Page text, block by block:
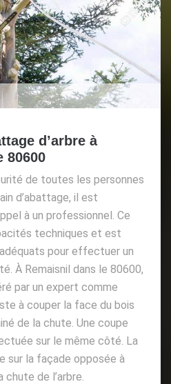
d’arbre à
80600
de toutes les personnes
d’abattage, il est
à un professionnel. Ce
techniques et est
pour effectuer un
À Remaisnil dans le 80600,
par un expert comme
à couper la face du bois
de la chute. Une coupe
sur le même côté. La
sur la façade opposée à
chute de l’arbre.